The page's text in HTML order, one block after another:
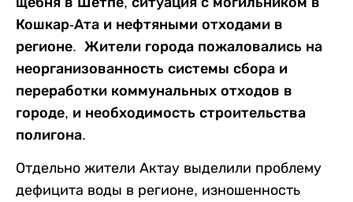
Кошкар-Ата и нефтяными отходами в
регионе. Жители города пожаловались на
неорганизованность системы сбора и
переработки коммунальных отходов в
городе, и необходимость строительства
полигона.
Отдельно жители Актау выделили проблему
дефицита воды в регионе, изношенность